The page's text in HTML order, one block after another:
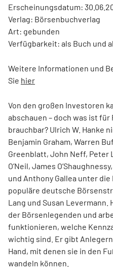
Erscheinungsdatum:
Verlag: Börsenbuchverlag
Art: gebunden
Verfügbarkeit: als Buch und
Weitere Informationen und
Sie hier
Von den großen Investoren
abschauen – doch was ist
brauchbar? Ulrich W. Hanke
Benjamin Graham, Warren
Greenblatt, John Neff, Peter
O’Neil, James
und Anthony Gallea unter die
populäre deutsche
Lang und Susan Levermann.
der Börsenlegenden und
funktionieren, welche
wichtig sind. Er gibt
Hand, mit denen sie in den
wandeln können.